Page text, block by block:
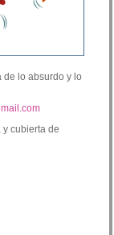
de lo absurdo y lo
y cubierta de